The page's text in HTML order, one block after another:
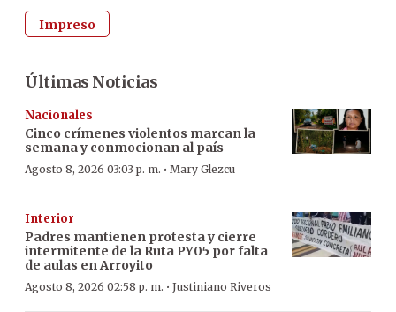
Impreso
Últimas Noticias
Nacionales
Cinco crímenes violentos marcan la
semana y conmocionan al país
Agosto 8, 2026 03:03 p. m. · Mary Glezcu
Interior
Padres mantienen protesta y cierre
intermitente de la Ruta PY05 por falta
de aulas en Arroyito
Agosto 8, 2026 02:58 p. m. · Justiniano Riveros